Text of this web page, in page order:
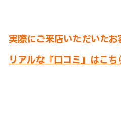
実際にご来店いただいた
リアルな『口コミ』はこ